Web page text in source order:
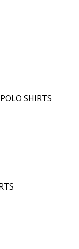
SHIRTS